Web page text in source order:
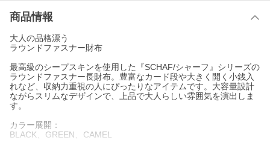
商品情報
大人の品格漂う
ラウンドファスナー財布
最高級のシープスキンを使用した『SCHAF/シャーフ』シリーズの
ラウンドファスナー長財布。豊富なカード段や大きく開く小銭入
れなど、収納力重視の人にぴったりなアイテムです。大容量設計
ながらスリムなデザインで、上品で大人らしい雰囲気を演出しま
す。
カラー展開：
BLACK、GREEN、CAMEL